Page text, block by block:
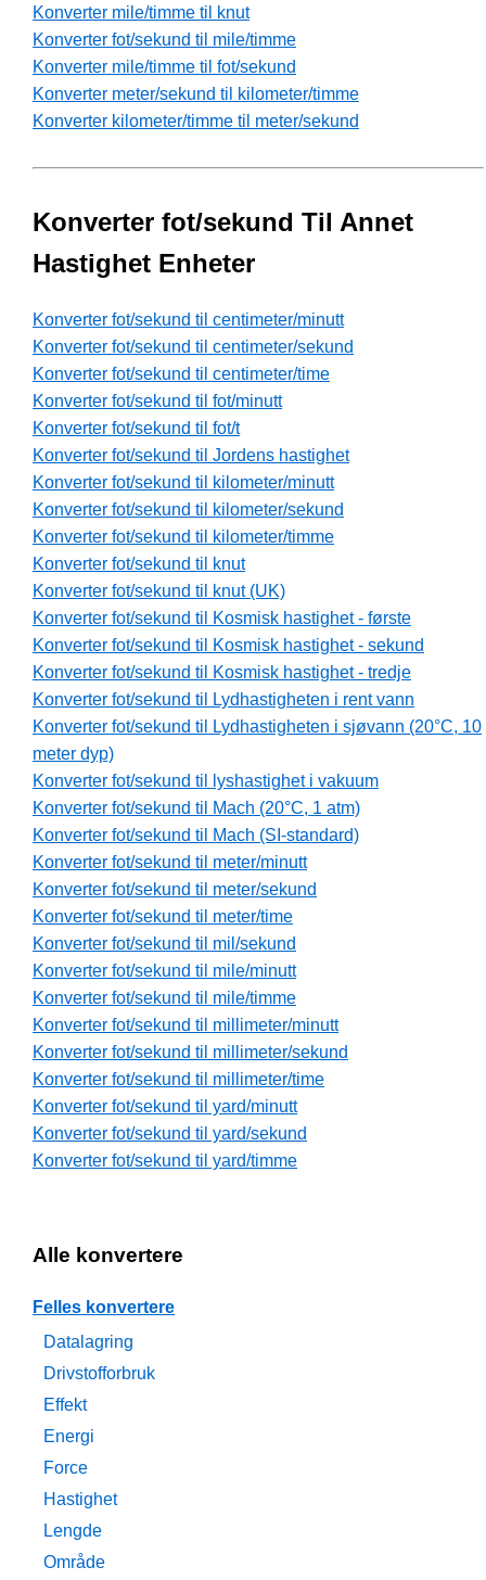
Konverter mile/timme til knut
Konverter fot/sekund til mile/timme
Konverter mile/timme til fot/sekund
Konverter meter/sekund til kilometer/timme
Konverter kilometer/timme til meter/sekund
Konverter fot/sekund Til Annet
Hastighet Enheter
Konverter fot/sekund til centimeter/minutt
Konverter fot/sekund til centimeter/sekund
Konverter fot/sekund til centimeter/time
Konverter fot/sekund til fot/minutt
Konverter fot/sekund til fot/t
Konverter fot/sekund til Jordens hastighet
Konverter fot/sekund til kilometer/minutt
Konverter fot/sekund til kilometer/sekund
Konverter fot/sekund til kilometer/timme
Konverter fot/sekund til knut
Konverter fot/sekund til knut (UK)
Konverter fot/sekund til Kosmisk hastighet - første
Konverter fot/sekund til Kosmisk hastighet - sekund
Konverter fot/sekund til Kosmisk hastighet - tredje
Konverter fot/sekund til Lydhastigheten i rent vann
Konverter fot/sekund til Lydhastigheten i sjøvann (20°C, 10
meter dyp)
Konverter fot/sekund til lyshastighet i vakuum
Konverter fot/sekund til Mach (20°C, 1 atm)
Konverter fot/sekund til Mach (SI-standard)
Konverter fot/sekund til meter/minutt
Konverter fot/sekund til meter/sekund
Konverter fot/sekund til meter/time
Konverter fot/sekund til mil/sekund
Konverter fot/sekund til mile/minutt
Konverter fot/sekund til mile/timme
Konverter fot/sekund til millimeter/minutt
Konverter fot/sekund til millimeter/sekund
Konverter fot/sekund til millimeter/time
Konverter fot/sekund til yard/minutt
Konverter fot/sekund til yard/sekund
Konverter fot/sekund til yard/timme
Alle konvertere
Felles konvertere
Datalagring
Drivstofforbruk
Effekt
Energi
Force
Hastighet
Lengde
Område